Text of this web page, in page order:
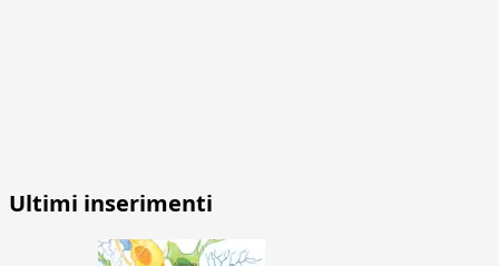
Ultimi inserimenti